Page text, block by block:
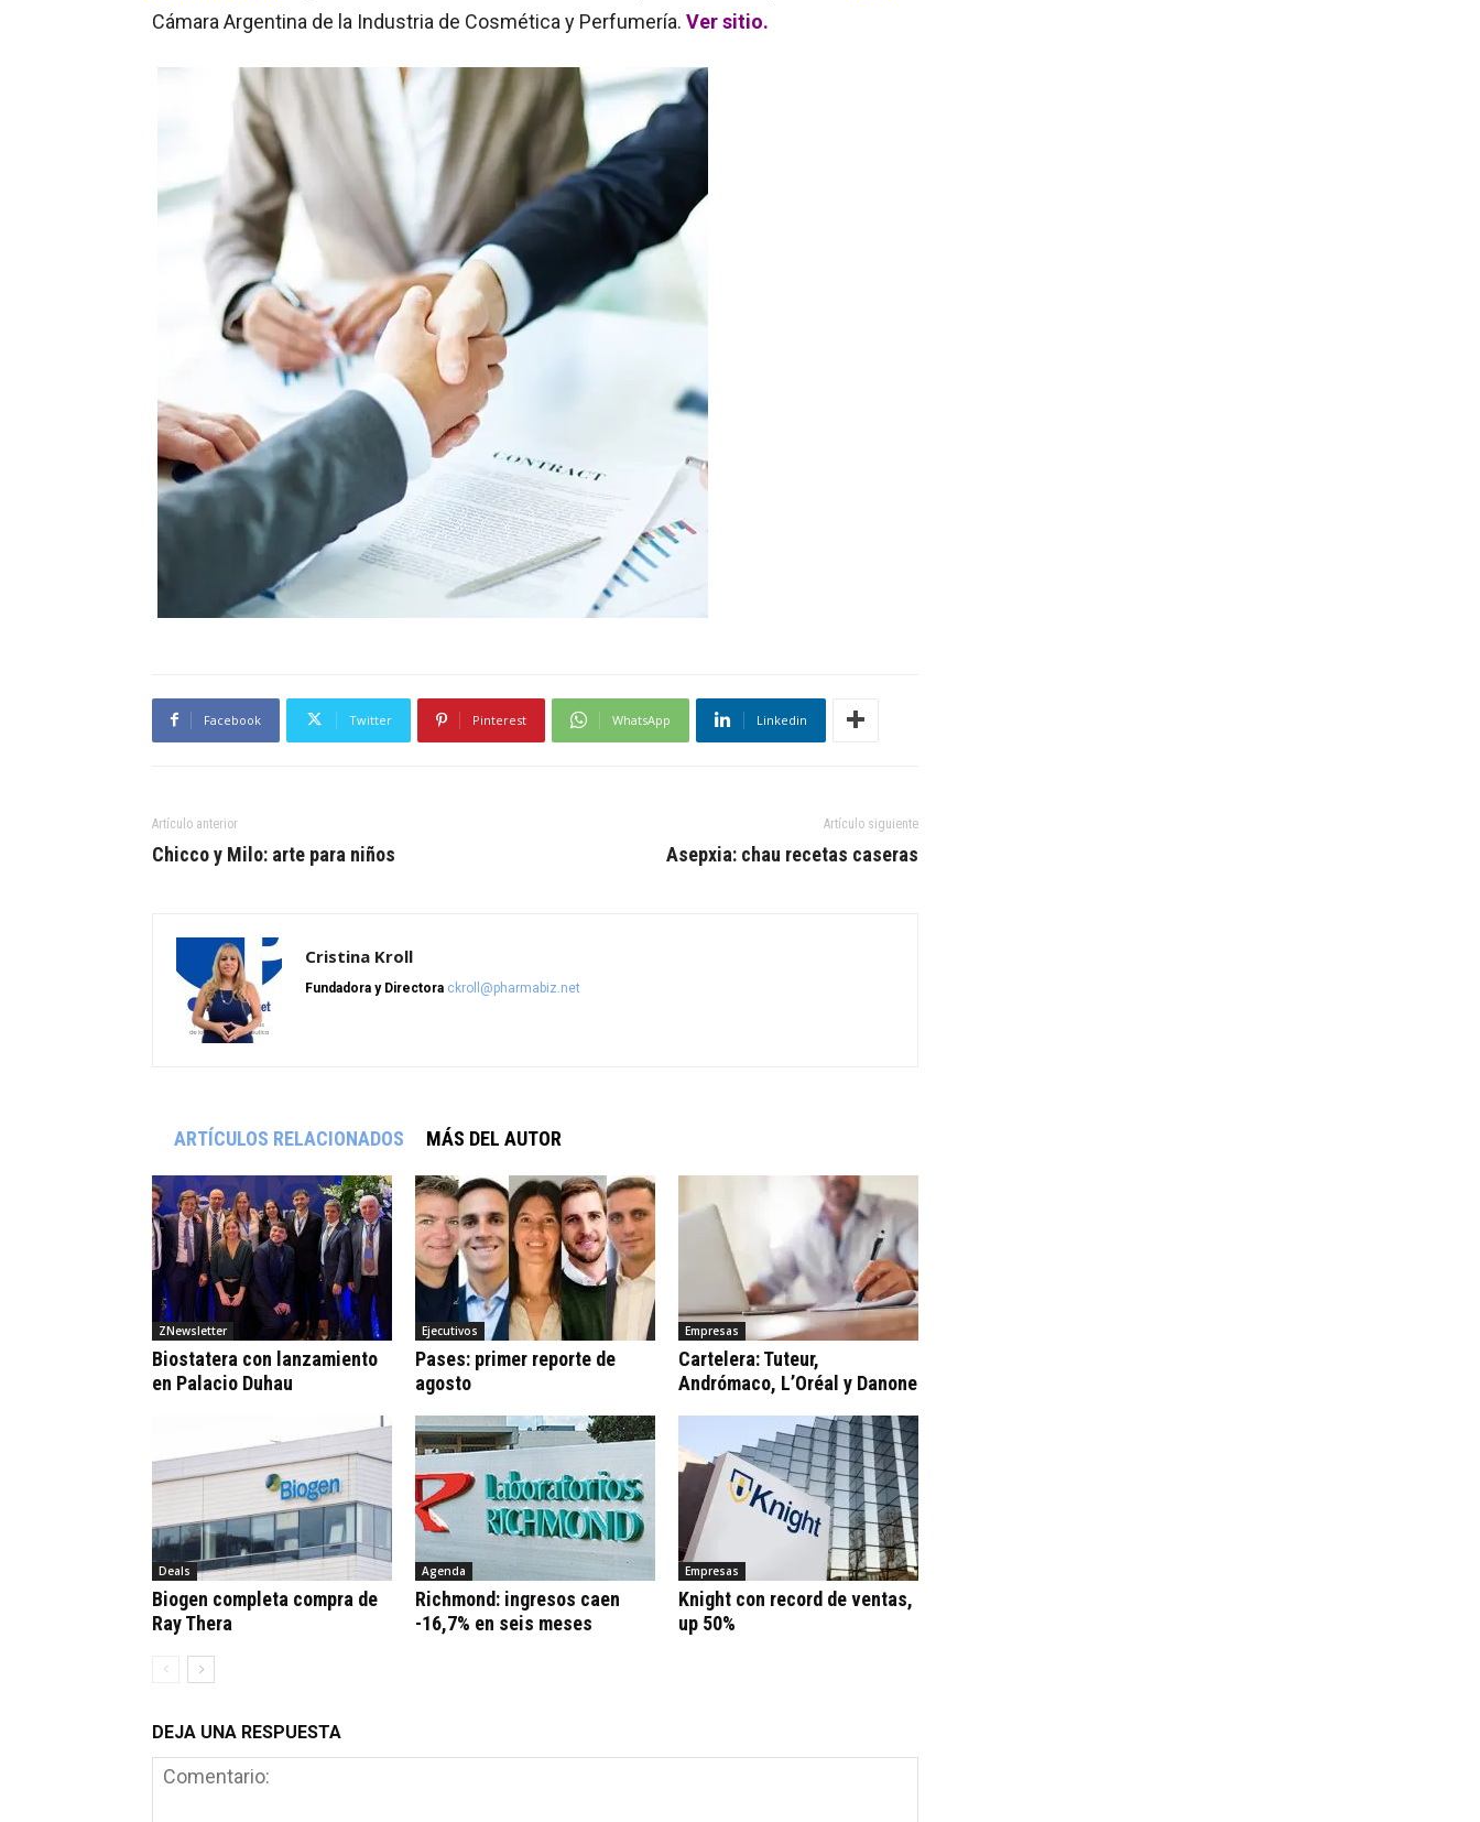
Cámara Argentina de la Industria de Cosmética y Perfumería. Ver sitio.
Facebook Twitter Pinterest WhatsApp Linkedin
Artículo anterior
Chicco y Milo: arte para niños
Artículo siguiente
Asepxia: chau recetas caseras
Cristina Kroll
Fundadora y Directora ckroll@pharmabiz.net
ARTÍCULOS RELACIONADOS MÁS DEL AUTOR
ZNewsletter
Biostatera con lanzamiento
en Palacio Duhau
Ejecutivos
Pases: primer reporte de
agosto
Empresas
Cartelera: Tuteur,
Andrómaco, L’Oréal y Danone
Deals
Biogen completa compra de
Ray Thera
Agenda
Richmond: ingresos caen
-16,7% en seis meses
Empresas
Knight con record de ventas,
up 50%
DEJA UNA RESPUESTA